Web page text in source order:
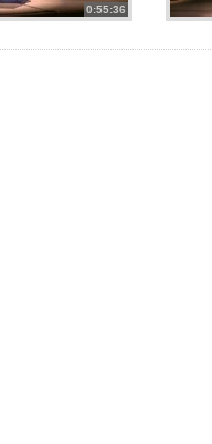
0:55:36